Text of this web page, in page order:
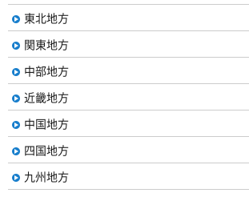
東北地方
関東地方
中部地方
近畿地方
中国地方
四国地方
九州地方